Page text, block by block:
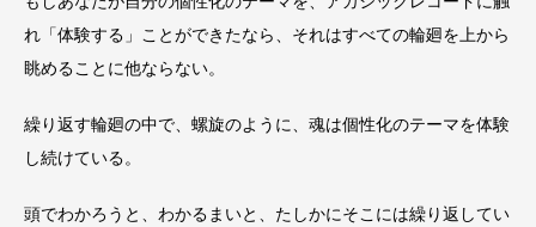
れ「体験する」ことができたなら、それはすべての輪廻を上から
眺めることに他ならない。
繰り返す輪廻の中で、螺旋のように、魂は個性化のテーマを体験
し続けている。
頭でわかろうと、わかるまいと、たしかにそこには繰り返してい